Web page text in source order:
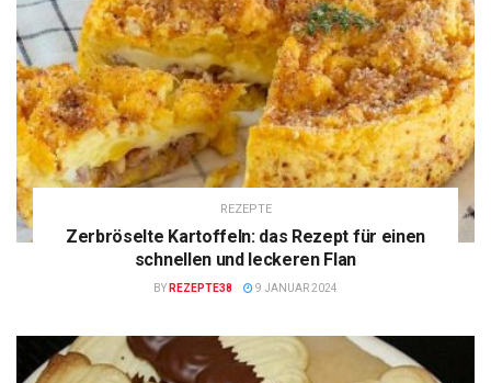
REZEPTE
Zerbröselte Kartoffeln: das Rezept für einen
schnellen und leckeren Flan
BY REZEPTE38 9 JANUAR 2024